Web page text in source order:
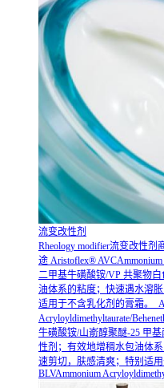
流变改性剂
Rheology modifier流变改性
途 Aristoflex® AVCAmmonium
二甲基牛磺酸铵/VP 共聚物
油体系的粘度；快速遇水溶
适用于不含乳化剂的膏霜。
Acryloyldimethyltaurate/
牛磺酸铵/山嵛醇聚醚-25 甲
性剂；有效地增稠水包油体
速剪切，肤感清爽；特别适
BLVAmmonium